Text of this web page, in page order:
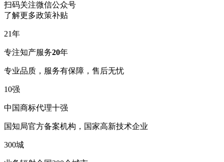
扫码关注微信公众号
了解更多政策补贴
21年
专注知产服务20年
专业品质，服务有保障，售后无忧
10强
中国商标代理十强
国知局官方备案机构，国家高新技术企业
300城